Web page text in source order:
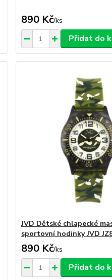
890 Kč/ks
Přidat do
JVD Dětské chlapecké
sportovní hodinky JVD
890 Kč/ks
Přidat do